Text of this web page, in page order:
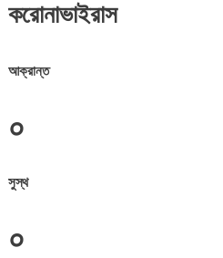
করোনাভাইরাস
আক্রান্ত
০
সুস্থ
০